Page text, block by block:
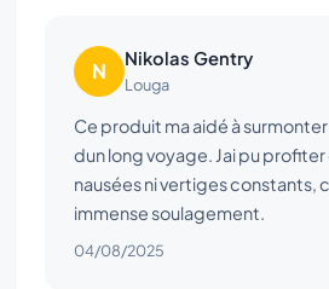
N Nikolas Gentry
Louga
Ce produit ma aidé à
dun long voyage. Jai pu profiter
nausées ni vertiges constants,
immense soulagement.
04/08/2025